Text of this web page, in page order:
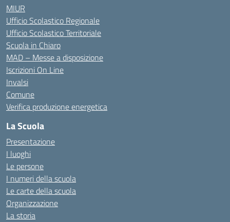
MIUR
Ufficio Scolastico Regionale
Ufficio Scolastico Territoriale
Scuola in Chiaro
MAD – Messe a disposizione
Iscrizioni On Line
Invalsi
Comune
Verifica produzione energetica
La Scuola
Presentazione
I luoghi
Le persone
I numeri della scuola
Le carte della scuola
Organizzazione
La storia